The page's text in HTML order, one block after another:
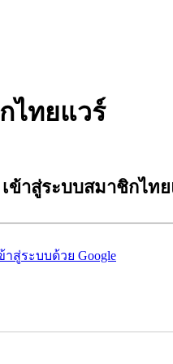
ไทยแวร์
เข้าสู่ระบบสมาชิกไท
าสู่ระบบด้วย Google